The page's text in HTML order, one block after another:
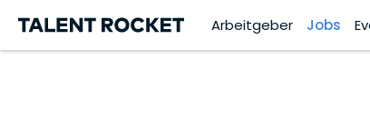
Arbeitgeber Jobs